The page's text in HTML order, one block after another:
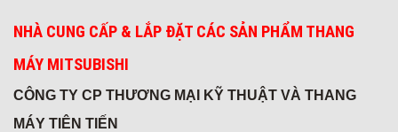
NHÀ CUNG CẤP & LẮP ĐẶT CÁC SẢN PHẨM THANG
MÁY MITSUBISHI
CÔNG TY CP THƯƠNG MẠI KỸ THUẬT VÀ THANG
MÁY TIÊN TIẾN